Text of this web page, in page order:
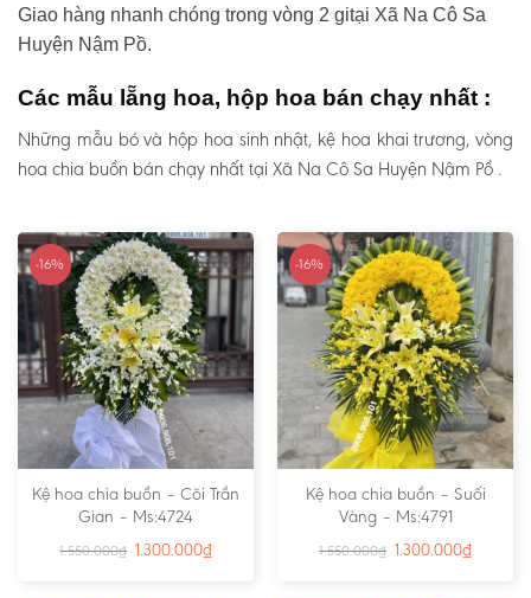
Giao hàng nhanh chóng trong vòng 2 gitại Xã Na Cô Sa
Huyện Nậm Pồ.
Các mẫu lẵng hoa, hộp hoa bán chạy nhất :
Những mẫu bó và hộp hoa sinh nhật, kệ hoa khai trương, vòng
hoa chia buồn bán chạy nhất tại Xã Na Cô Sa Huyện Nậm Pồ .
-16%
Kệ hoa chia buồn – Cõi Trần
Gian – Ms:4724
1.550.000₫ 1.300.000₫
-16%
Kệ hoa chia buồn – Suối
Vàng – Ms:4791
1.550.000₫ 1.300.000₫